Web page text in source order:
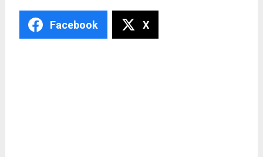
Facebook X